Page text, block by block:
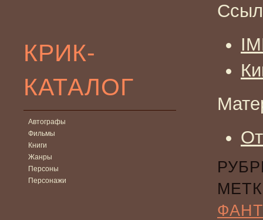
КРИК-
КАТАЛОГ
Автографы
Фильмы
Книги
Жанры
Персоны
Персонажи